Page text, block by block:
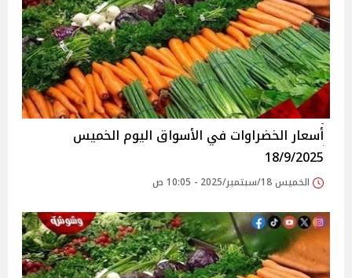
أسعار الخضراوات في الأسواق‎‎ اليوم الخميس
18/9/2025
الخميس 18/سبتمبر/2025 - 10:05 ص